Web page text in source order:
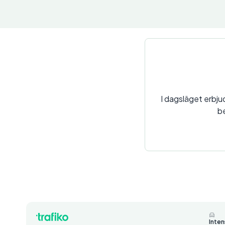
I dagsläget